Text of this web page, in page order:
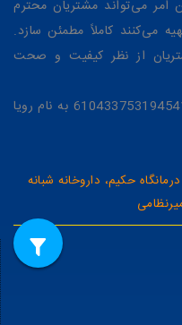
بهترین نوع قرص یائسگی
مشکلاتی مانند پریودهای
هستند. این قرص‌ها حاوی
می‌توانند به تنظیم چرخه
وجود دارد که هر کدام
از این قرص‌ها حاوی دوز ثابتی
که برخی دیگر حاوی دوزهای
برای مدیریت علائم یائسگی
حال، قبل از شروع مصرف هر
کنید تا مطمئن شوید که این
امر می‌تواند مشتریان محترم
می‌کنند کاملاً مطمئن سازد.
از نظر کیفیت و صحت
شماره کارت جهت خرید محصولات : 6104337531945416 به نام رویا
حکیم، داروخانه شبانه